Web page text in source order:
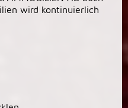
wird kontinuierlich